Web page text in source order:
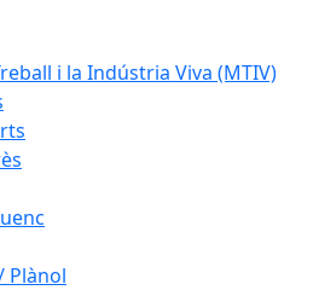
i la Indústria Viva (MTIV)
Plànol